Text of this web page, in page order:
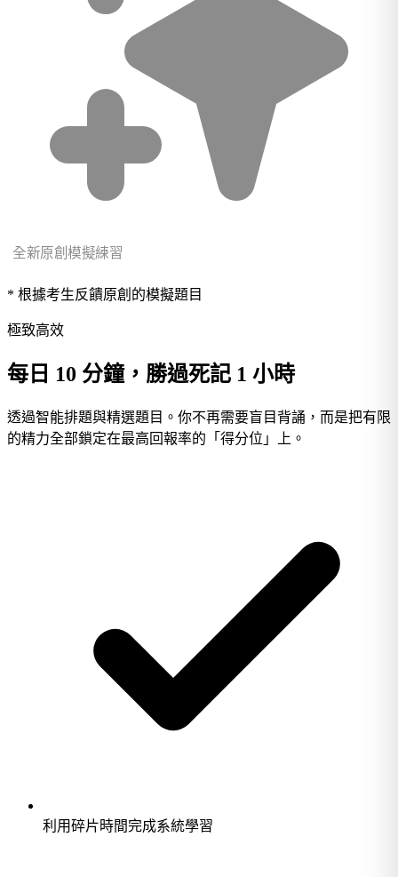
全新原創模擬練習
* 根據考生反饋原創的模擬題目
極致高效
每日 10 分鐘，勝過死記 1 小時
透過智能排題與精選題目。你不再需要盲目背誦，而是把有限
的精力全部鎖定在最高回報率的「得分位」上。
利用碎片時間完成系統學習